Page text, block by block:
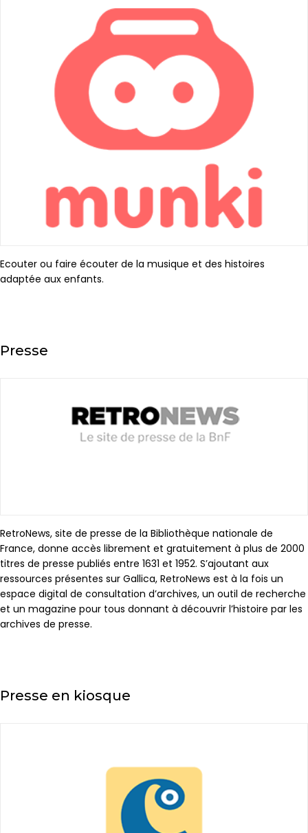
Ecouter ou faire écouter de la musique et des histoires
adaptée aux enfants.
Presse
RetroNews, site de presse de la Bibliothèque nationale de
France, donne accès librement et gratuitement à plus de 2000
titres de presse publiés entre 1631 et 1952. S’ajoutant aux
ressources présentes sur Gallica, RetroNews est à la fois un
espace digital de consultation d’archives, un outil de recherche
et un magazine pour tous donnant à découvrir l’histoire par les
archives de presse.
Presse en kiosque